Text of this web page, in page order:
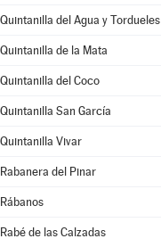
Quintanilla del Agua y Tordueles
Quintanilla de la Mata
Quintanilla del Coco
Quintanilla San García
Quintanilla Vivar
Rabanera del Pinar
Rábanos
Rabé de las Calzadas